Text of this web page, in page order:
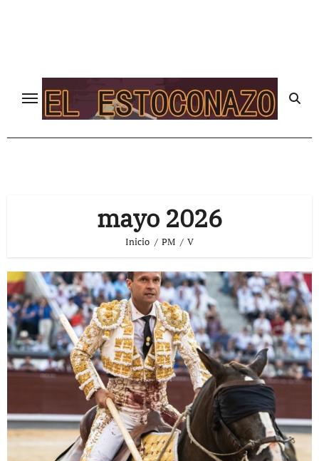
mayo 2026
Inicio PM V